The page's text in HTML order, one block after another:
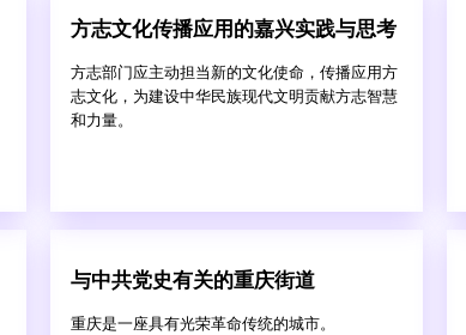
方志文化传播应用的嘉兴实践与思考
方志部门应主动担当新的文化使命，传播应用方
志文化，为建设中华民族现代文明贡献方志智慧
和力量。
与中共党史有关的重庆街道
重庆是一座具有光荣革命传统的城市。